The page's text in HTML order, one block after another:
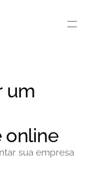
um
online
sua empresa